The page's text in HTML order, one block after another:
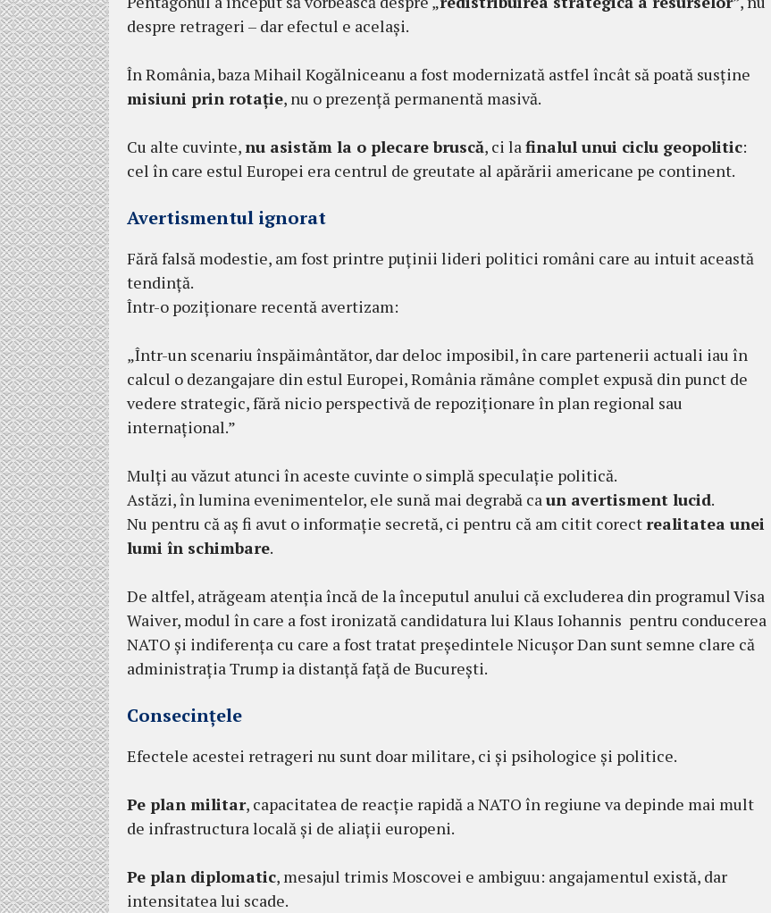
despre retrageri – dar efectul e același.
În România, baza Mihail Kogălniceanu a fost modernizată astfel încât să poată susține
misiuni prin rotație, nu o prezență permanentă masivă.
Cu alte cuvinte,nu asistăm la o plecare bruscă, ci lafinalul unui ciclu geopolitic:
cel în care estul Europei era centrul de greutate al apărării americane pe continent.
Avertismentul ignorat
Fără falsă modestie, am fost printre puținii lideri politici români care au intuit această
tendință.
Într-o poziționare recentă avertizam:
„Într-un scenariu înspăimântător, dar deloc imposibil, în care partenerii actuali iau în
calcul o dezangajare din estul Europei, România rămâne complet expusă din punct de
vedere strategic, fără nicio perspectivă de repoziționare în plan regional sau
internațional.”
Mulți au văzut atunci în aceste cuvinte o simplă speculație politică.
Astăzi, în lumina evenimentelor, ele sună mai degrabă caun avertisment lucid.
Nu pentru că aș fi avut o informație secretă, ci pentru că am citit corectrealitatea unei
lumi în schimbare.
De altfel, atrăgeam atenția încă de la începutul anului că excluderea din programul Visa
Waiver, modul în care a fost ironizată candidatura lui Klaus Iohannis pentru conducerea
NATO și indiferența cu care a fost tratat președintele Nicușor Dan sunt semne clare că
administrația Trump ia distanță față de București.
Consecințele
Efectele acestei retrageri nu sunt doar militare, ci și psihologice și politice.
Pe plan militar, capacitatea de reacție rapidă a NATO în regiune va depinde mai mult
de infrastructura locală și de aliații europeni.
Pe plan diplomatic, mesajul trimis Moscovei e ambiguu: angajamentul există, dar
intensitatea lui scade.